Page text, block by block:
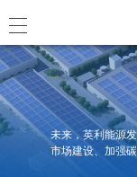
未来，英利能源
市场建设、加强